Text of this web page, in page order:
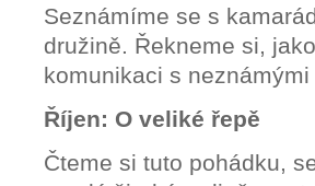
Seznámíme se s
družině. Řekneme si,
komunikaci s
Říjen: O veliké řepě
Čteme si tuto pohádku,